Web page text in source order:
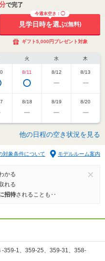
で完了
今週末空き：◯
見学日時を選ぶ(無料)
ギフト5,000円プレゼント対象
火 水 木
8/11 8/12 8/13
8/18 8/19 8/20
他の日程の空き状況を見る
対象条件について モデルルーム案内
かる
れる
招待されることも‥
-359-1、359-25、359-31、358-